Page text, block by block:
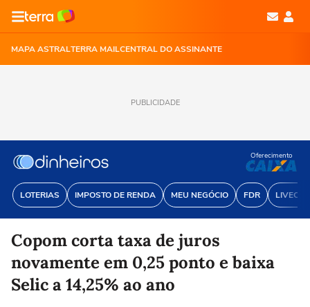
MAPA ASTRALTERRA MAILCENTRAL DO ASSINANTE
PUBLICIDADE
LOTERIAS IMPOSTO DE RENDA MEU NEGÓCIO FDR
Oferecimento
Copom corta taxa de juros
novamente em 0,25 ponto e baixa
Selic a 14,25% ao ano